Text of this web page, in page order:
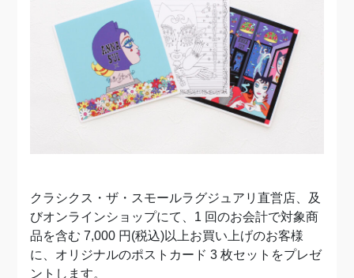
クラシクス・ザ・スモールラグジュアリ直営店、及
びオンラインショップにて、1 回のお会計で対象商
品を含む 7,000 円(税込)以上お買い上げのお客様
に、オリジナルのポストカード 3 枚セットをプレゼ
ントします。